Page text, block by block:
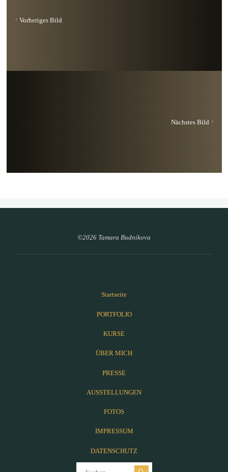
Vorheriges Bild
Nächstes Bild
©2026 Tamara Budnikova
Startseite
PORTFOLIO
KURSE
ÜBER MICH
PRESSE
AUSSTELLUNGEN
FOTOS
IMPRESSUM
DATENSCHUTZ